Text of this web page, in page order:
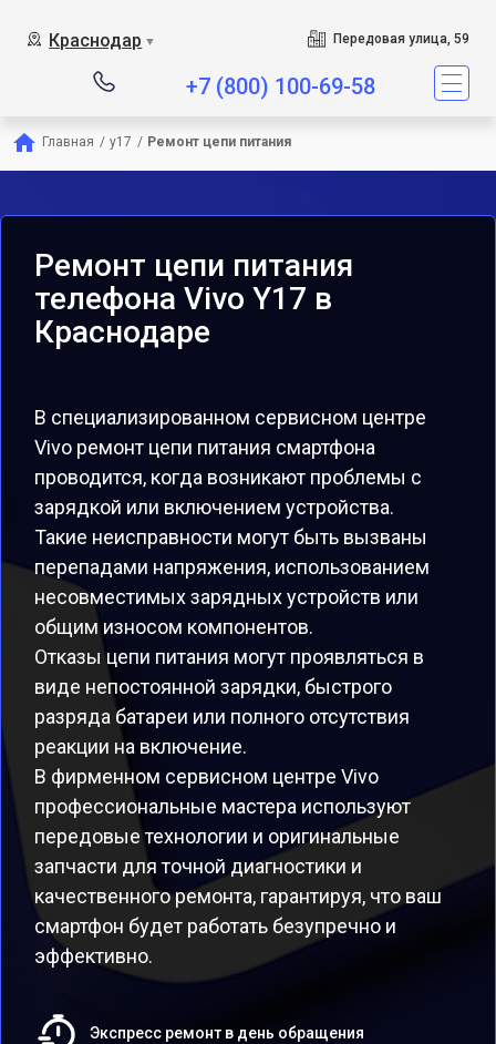
Краснодар ▼ Передовая улица, 59
+7 (800) 100-69-58
Главная / y17 / Ремонт цепи питания
Ремонт цепи питания
телефона Vivo Y17 в
Краснодаре
В специализированном сервисном центре
Vivo ремонт цепи питания смартфона
проводится, когда возникают проблемы с
зарядкой или включением устройства.
Такие неисправности могут быть вызваны
перепадами напряжения, использованием
несовместимых зарядных устройств или
общим износом компонентов.
Отказы цепи питания могут проявляться в
виде непостоянной зарядки, быстрого
разряда батареи или полного отсутствия
реакции на включение.
В фирменном сервисном центре Vivo
профессиональные мастера используют
передовые технологии и оригинальные
запчасти для точной диагностики и
качественного ремонта, гарантируя, что ваш
смартфон будет работать безупречно и
эффективно.
Экспресс ремонт в день обращения